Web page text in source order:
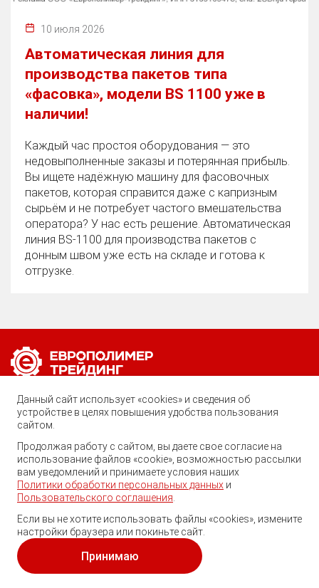
10 июля 2026
Автоматическая линия для
производства пакетов типа
«фасовка», модели BS 1100 уже в
наличии!
Каждый час простоя оборудования — это
недовыполненные заказы и потерянная прибыль.
Вы ищете надёжную машину для фасовочных
пакетов, которая справится даже с капризным
сырьём и не потребует частого вмешательства
оператора? У нас есть решение. Автоматическая
линия BS‑1100 для производства пакетов с
донным швом уже есть на складе и готова к
отгрузке.
Позвоните нам по любому вопросу:
8 (800) 222-40-61
Ростов-на-Дону, ул. Вавилова, 59
trade@ep-group.ru
© 2010-2024. Европолимер-Трейдинг.
Все права защищены.
Политика обработки персональных данных
Данный сайт использует «cookies» и сведения об
устройстве в целях повышения удобства пользования
сайтом.
Продолжая работу с сайтом, вы даете свое согласие на
использование файлов «cookie», возможностью рассылки
вам уведомлений и принимаете условия наших
Политики обработки персональных данных и
Пользовательского соглашения
Если вы не хотите использовать файлы «cookies», измените
настройки браузера или покиньте сайт.
Принимаю